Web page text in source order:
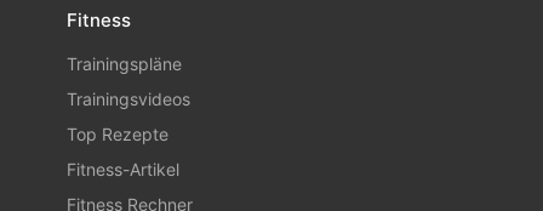
Fitness
Trainingspläne
Trainingsvideos
Top Rezepte
Fitness-Artikel
Fitness Rechner